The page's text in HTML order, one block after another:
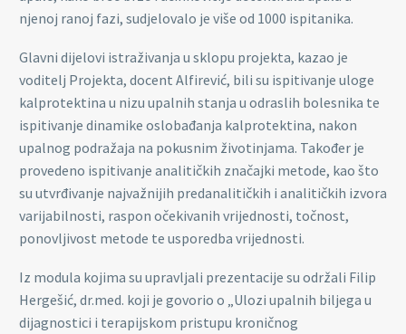
njenoj ranoj fazi, sudjelovalo je više od 1000 ispitanika.
Glavni dijelovi istraživanja u sklopu projekta, kazao je
voditelj Projekta, docent Alfirević, bili su ispitivanje uloge
kalprotektina u nizu upalnih stanja u odraslih bolesnika te
ispitivanje dinamike oslobađanja kalprotektina, nakon
upalnog podražaja na pokusnim životinjama. Također je
provedeno ispitivanje analitičkih značajki metode, kao što
su utvrđivanje najvažnijih predanalitičkih i analitičkih izvora
varijabilnosti, raspon očekivanih vrijednosti, točnost,
ponovljivost metode te usporedba vrijednosti.
Iz modula kojima su upravljali prezentacije su održali Filip
Hergešić, dr.med. koji je govorio o „Ulozi upalnih biljega u
dijagnostici i terapijskom pristupu kroničnog